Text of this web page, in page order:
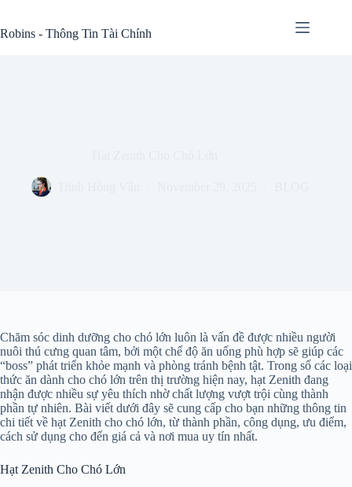
content
Robins - Thông Tin Tài Chính
Chăm sóc dinh dưỡng cho chó lớn luôn là vấn đề được nhiều người
nuôi thú cưng quan tâm, bởi một chế độ ăn uống phù hợp sẽ giúp các
“boss” phát triển khỏe mạnh và phòng tránh bệnh tật. Trong số các loại
thức ăn dành cho chó lớn trên thị trường hiện nay, hạt Zenith đang
nhận được nhiều sự yêu thích nhờ chất lượng vượt trội cùng thành
phần tự nhiên. Bài viết dưới đây sẽ cung cấp cho bạn những thông tin
chi tiết về hạt Zenith cho chó lớn, từ thành phần, công dụng, ưu điểm,
cách sử dụng cho đến giá cả và nơi mua uy tín nhất.
Hạt Zenith Cho Chó Lớn